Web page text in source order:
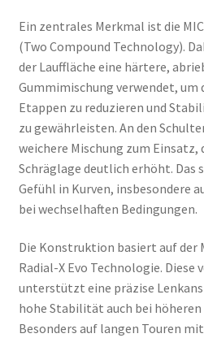
Ein zentrales Merkmal ist die
(Two Compound Technology).
der Lauffläche eine härtere,
Gummimischung verwendet, um
Etappen zu reduzieren und
zu gewährleisten. An den
weichere Mischung zum Einsatz,
Schräglage deutlich erhöht. Das
Gefühl in Kurven, insbesondere
bei wechselhaften Bedingungen.
Die Konstruktion basiert auf der
Radial-X Evo Technologie.
unterstützt eine präzise
hohe Stabilität auch bei
Besonders auf langen Touren